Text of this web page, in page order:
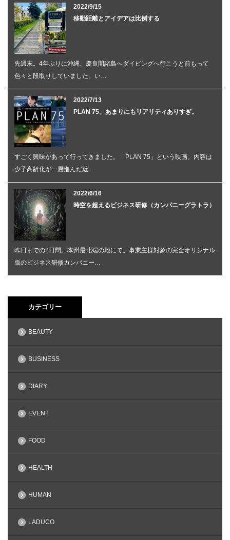
2022/9/15
移動距離とアイデアは比例する
先週末。4年ぶりに沖縄、慶良間諸島へダイビングへ行こうと前もって
色々と段取りしていました。い…
2022/7/13
PLAN 75。あまりにもリアリティありすぎ。
すごく興味があって行ってきました。「PLAN 75」という映画。内容は
少子高齢化が一層進んだ近…
2022/6/16
時空を超えるビジネス研修（カンパニーグラトラ）
昨日までの2日間。本州最北端の地にて。事業主様対象の完全オリジナル
版のビジネス研修カンパニー…
カテゴリー
BEAUTY
BUSINESS
DIARY
EVENT
FOOD
HEALTH
HUMAN
LADUCO